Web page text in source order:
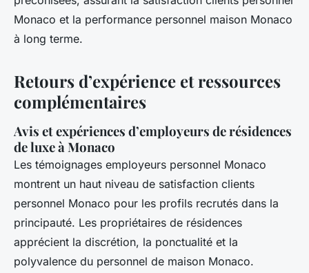
Monaco et la performance personnel maison Monaco
à long terme.
Retours d’expérience et ressources
complémentaires
Avis et expériences d’employeurs de résidences
de luxe à Monaco
Les témoignages employeurs personnel Monaco
montrent un haut niveau de satisfaction clients
personnel Monaco pour les profils recrutés dans la
principauté. Les propriétaires de résidences
apprécient la discrétion, la ponctualité et la
polyvalence du personnel de maison Monaco.